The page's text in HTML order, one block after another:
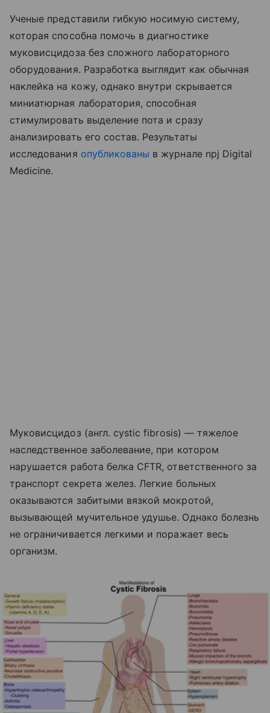
Ученые представили гибкую носимую систему,
которая способна помочь в диагностике
муковисцидоза без сложного лабораторного
оборудования. Разработка выглядит как обычная
наклейка на кожу, однако внутри скрывается
миниатюрная лаборатория, способная
стимулировать выделение пота и сразу
анализировать его состав. Результаты
исследования опубликованы в журнале npj Digital
Medicine.
Муковисцидоз (англ. cystic fibrosis) — тяжелое
наследственное заболевание, при котором
нарушается работа белка CFTR, ответственного за
транспорт секрета желез. Легкие больных
оказываются забитыми вязкой мокротой,
вызывающей мучительное удушье. Однако болезнь
не ограничивается легкими и поражает весь
организм.